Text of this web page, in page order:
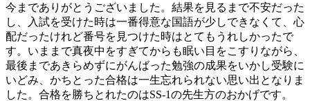
今までありがとうございました。結果を見るまで不安だった
し、入試を受けた時は一番得意な国語が少しできなくて、心
配だったけれど番号を見つけた時はとてもうれしかったで
す。いままで真夜中をすぎてからも眠い目をこすりながら、
最後まであきらめずにがんばった勉強の成果をいかし受験に
いどみ、かちとった合格は一生忘れられない思い出となりま
した。合格を勝ちとれたのはSS-1の先生方のおかげです。